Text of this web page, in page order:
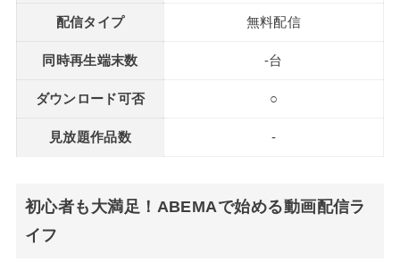
配信タイプ 無料配信
同時再生端末数 -台
ダウンロード可否 ○
見放題作品数 -
初心者も大満足！ABEMAで始める動画配信ラ
イフ